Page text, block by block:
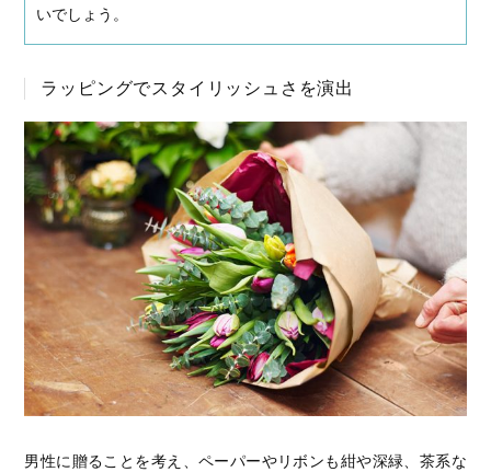
いでしょう。
ラッピングでスタイリッシュさを演出
男性に贈ることを考え、ペーパーやリボンも紺や深緑、茶系な